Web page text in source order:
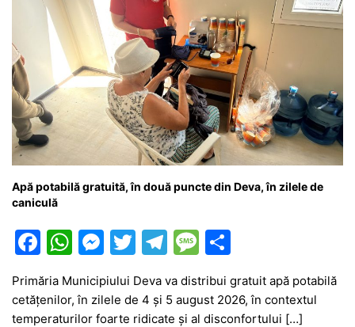
Apă potabilă gratuită, în două puncte din Deva, în zilele de
caniculă
F
a
c
e
W
at
s
M
e
s
s
T
itt
er
T
e
gr
M
e
s
s
ta
je
Primăria Municipiului Deva va distribui gratuit apă potabilă
cetățenilor, în zilele de 4 și 5 august 2026, în contextul
temperaturilor foarte ridicate și al disconfortului […]